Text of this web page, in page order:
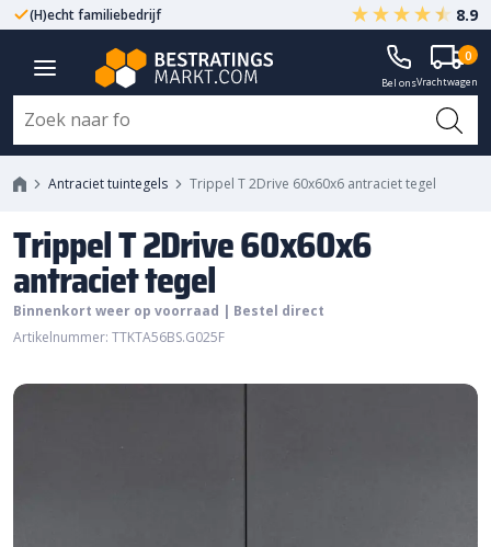
(H)echt familiebedrijf Gegarandeerd A-kwaliteit
8.9
Bel onsVrachtwagen
0
Antraciet tuintegels Trippel T 2Drive 60x60x6 antraciet tegel
Trippel T 2Drive 60x60x6
antraciet tegel
Binnenkort weer op voorraad | Bestel direct
Artikelnummer: TTKTA56BS.G025F
Trippel T 2Drive 60x60x6
antraciet tegel